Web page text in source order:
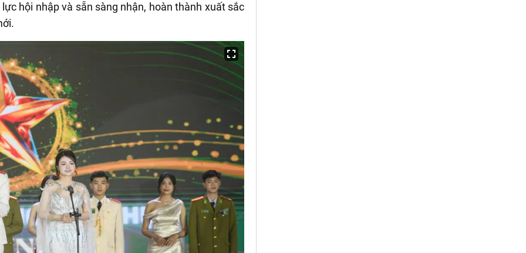
hội nhập và sẵn sàng nhận, hoàn thành xuất sắc